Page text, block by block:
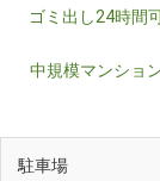
ゴミ出し24時間
中規模マンショ
駐車場